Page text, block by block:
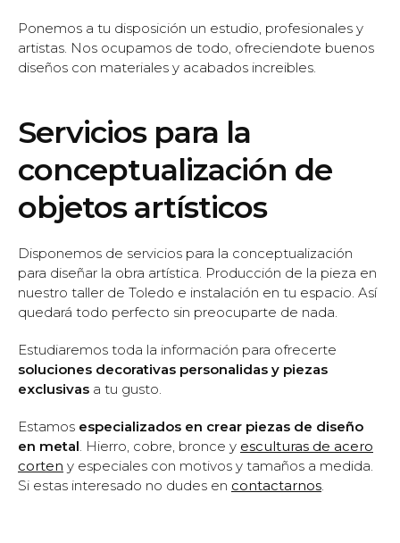
Ponemos a tu disposición un estudio, profesionales y
artistas. Nos ocupamos de todo, ofreciendote buenos
diseños con materiales y acabados increibles.
Servicios para la
conceptualización de
objetos artísticos
Disponemos de servicios para la conceptualización
para diseñar la obra artística. Producción de la pieza en
nuestro taller de Toledo e instalación en tu espacio. Así
quedará todo perfecto sin preocuparte de nada.
Estudiaremos toda la información para ofrecerte
soluciones decorativas personalidas y piezas
exclusivas a tu gusto.
Estamos especializados en crear piezas de diseño
en metal. Hierro, cobre, bronce y esculturas de acero
corten y especiales con motivos y tamaños a medida.
Si estas interesado no dudes en contactarnos.